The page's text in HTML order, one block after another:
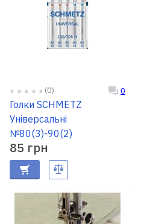
(0) 0
Голки SCHMETZ
Універсальні
№80(3)-90(2)
85 грн